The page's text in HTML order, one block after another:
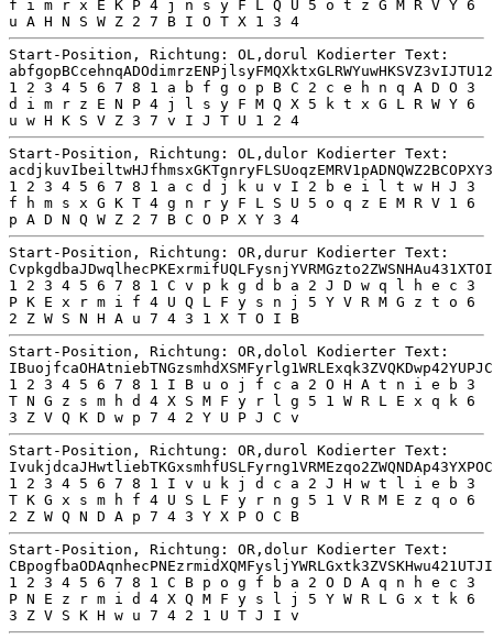
f i m r x E K P 4 j n s y F L Q U 5 o t z G M R V Y 6
u A H N S W Z 2 7 B I O T X 1 3 4
Start-Position, Richtung: OL,dorul Kodierter Text:
1 2 3 4 5 6 7 8 1 a b f g o p B C 2 c e h n q A D O 3
d i m r z E N P 4 j l s y F M Q X 5 k t x G L R W Y 6
u w H K S V Z 3 7 v I J T U 1 2 4
Start-Position, Richtung: OL,dulor Kodierter Text:
1 2 3 4 5 6 7 8 1 a c d j k u v I 2 b e i l t w H J 3
f h m s x G K T 4 g n r y F L S U 5 o q z E M R V 1 6
p A D N Q W Z 2 7 B C O P X Y 3 4
Start-Position, Richtung: OR,durur Kodierter Text:
1 2 3 4 5 6 7 8 1 C v p k g d b a 2 J D w q l h e c 3
P K E x r m i f 4 U Q L F y s n j 5 Y V R M G z t o 6
2 Z W S N H A u 7 4 3 1 X T O I B
Start-Position, Richtung: OR,dolol Kodierter Text:
1 2 3 4 5 6 7 8 1 I B u o j f c a 2 O H A t n i e b 3
T N G z s m h d 4 X S M F y r l g 5 1 W R L E x q k 6
3 Z V Q K D w p 7 4 2 Y U P J C v
Start-Position, Richtung: OR,durol Kodierter Text:
1 2 3 4 5 6 7 8 1 I v u k j d c a 2 J H w t l i e b 3
T K G x s m h f 4 U S L F y r n g 5 1 V R M E z q o 6
2 Z W Q N D A p 7 4 3 Y X P O C B
Start-Position, Richtung: OR,dolur Kodierter Text:
1 2 3 4 5 6 7 8 1 C B p o g f b a 2 O D A q n h e c 3
P N E z r m i d 4 X Q M F y s l j 5 Y W R L G x t k 6
3 Z V S K H w u 7 4 2 1 U T J I v